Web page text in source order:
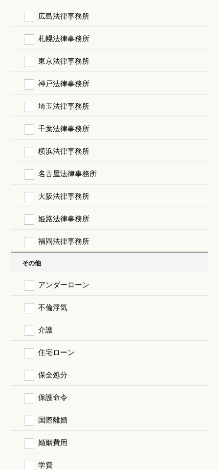
広島法律事務所
札幌法律事務所
東京法律事務所
神戸法律事務所
埼玉法律事務所
千葉法律事務所
横浜法律事務所
名古屋法律事務所
大阪法律事務所
姫路法律事務所
福岡法律事務所
その他
アンダーローン
不倫浮気
介護
住宅ローン
保全処分
保護命令
国際離婚
婚姻費用
学費